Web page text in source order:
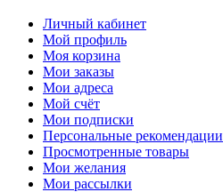
Личный кабинет
Мой профиль
Моя корзина
Мои заказы
Мои адреса
Мой счёт
Мои подписки
Персональные рекомендации
Просмотренные товары
Мои желания
Мои рассылки